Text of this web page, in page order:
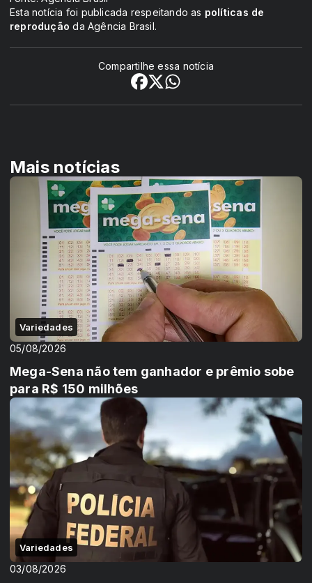
Esta notícia foi publicada respeitando as políticas de
reprodução da Agência Brasil.
Compartilhe essa notícia
Mais notícias
Variedades
05/08/2026
Mega-Sena não tem ganhador e prêmio sobe
para R$ 150 milhões
Variedades
03/08/2026